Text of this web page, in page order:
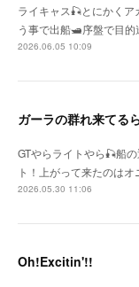
ライキャス🎣とにかく
う事で出船🛥序盤で目
2026.06.05 10:09
ガーラの群れ来てる
GTやらライトやら🎣船
ト！上がって来たのは
2026.05.30 11:06
Oh!Excitin'!!